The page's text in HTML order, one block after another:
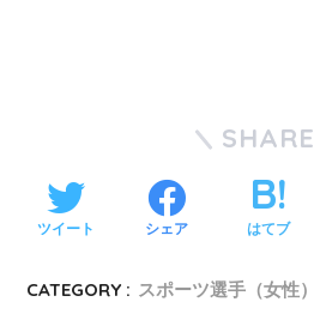
SHARE
ツイート シェア はてブ
CATEGORY : スポーツ選手（女性）